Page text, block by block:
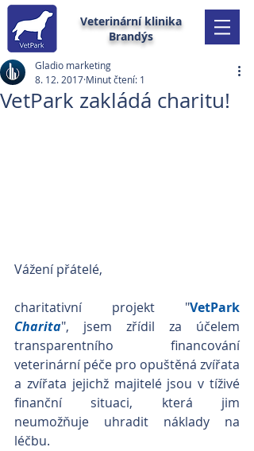
Veterinární klinika
Brandýs
VetPark zakládá charitu!
Gladio marketing
8. 12. 2017 Minut čtení: 1
Vážení přátelé,
charitativní projekt "
Charita", jsem zřídil za účelem
transparentního financování
veterinární péče pro opuštěná zvířata
a zvířata jejichž majitelé jsou v tíživé
finanční situaci, která jim
neumožňuje uhradit náklady na
léčbu.